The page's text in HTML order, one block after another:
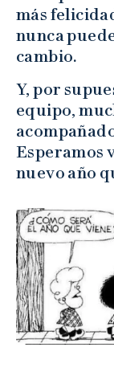
más
nunca
cambio.
Y, por
equipo,
Esperamos
nuevo año